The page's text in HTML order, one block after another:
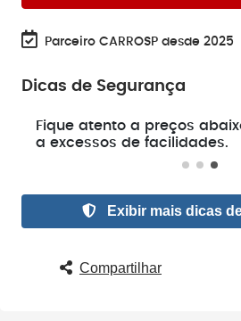
Parceiro CARROSP desde 2025
Dicas de Segurança
Fique atento a preços
a excessos de facilidades.
Exibir mais dicas
Compartilhar